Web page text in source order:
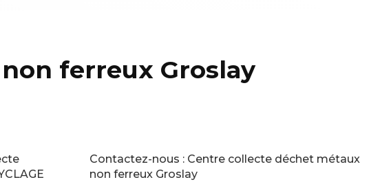
ferreux Groslay
Contactez-nous : Centre collecte déchet métaux
non ferreux Groslay